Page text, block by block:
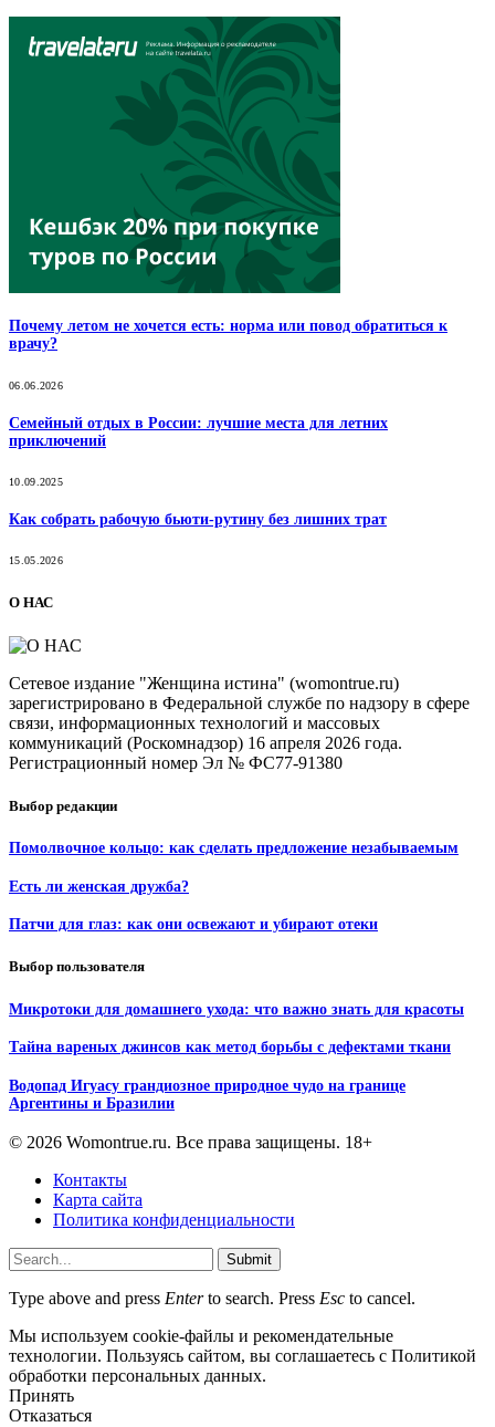
Почему летом не хочется есть: норма или повод обратиться к
врачу?
06.06.2026
Семейный отдых в России: лучшие места для летних
приключений
10.09.2025
Как собрать рабочую бьюти-рутину без лишних трат
15.05.2026
О НАС
Сетевое издание "Женщина истина" (womontrue.ru)
зарегистрировано в Федеральной службе по надзору в сфере
связи, информационных технологий и массовых
коммуникаций (Роскомнадзор) 16 апреля 2026 года.
Регистрационный номер Эл № ФС77-91380
Выбор редакции
Помолвочное кольцо: как сделать предложение незабываемым
Есть ли женская дружба?
Патчи для глаз: как они освежают и убирают отеки
Выбор пользователя
Микротоки для домашнего ухода: что важно знать для красоты
Тайна вареных джинсов как метод борьбы с дефектами ткани
Водопад Игуасу грандиозное природное чудо на границе
Аргентины и Бразилии
© 2026 Womontrue.ru. Все права защищены. 18+
Контакты
Карта сайта
Политика конфиденциальности
Submit
Type above and press Enterto search. Press Esc to cancel.
Мы используем cookie-файлы и рекомендательные
технологии. Пользуясь сайтом, вы соглашаетесь с Политикой
обработки персональных данных.
Принять
Отказаться